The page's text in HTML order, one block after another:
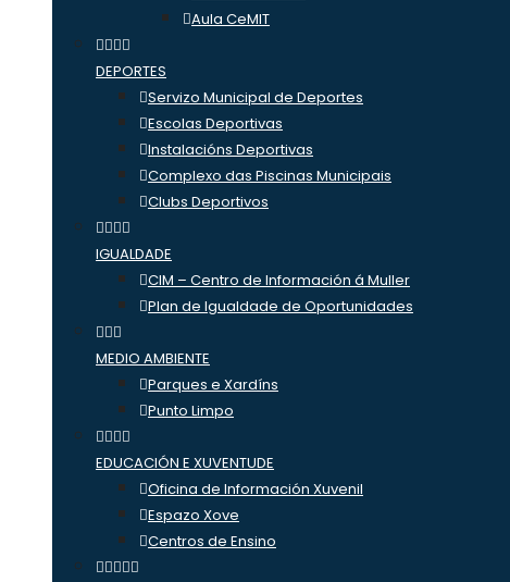
Aula CeMIT
DEPORTES
Servizo Municipal de Deportes
Escolas Deportivas
Instalacións Deportivas
Complexo das Piscinas Municipais
Clubs Deportivos
IGUALDADE
CIM – Centro de Información á Muller
Plan de Igualdade de Oportunidades
MEDIO AMBIENTE
Parques e Xardíns
Punto Limpo
EDUCACIÓN E XUVENTUDE
Oficina de Información Xuvenil
Espazo Xove
Centros de Ensino